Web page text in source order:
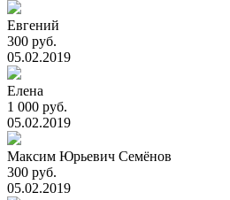
Евгений
300 руб.
05.02.2019
Елена
1 000 руб.
05.02.2019
Максим Юрьевич Семёнов
300 руб.
05.02.2019